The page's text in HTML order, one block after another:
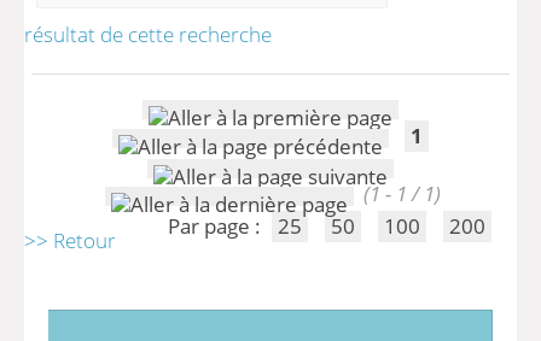
résultat de cette recherche
1
(1 - 1 / 1)
Par page :
25 50 100 200
>> Retour